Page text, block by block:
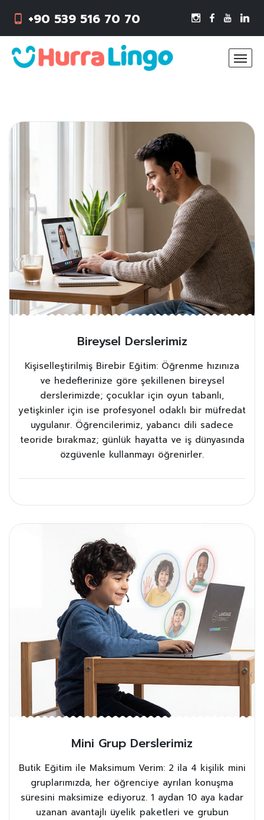
+90 539 516 70 70
Bireysel Derslerimiz
Kişiselleştirilmiş Birebir Eğitim: Öğrenme hızınıza
ve hedeflerinize göre şekillenen bireysel
derslerimizde; çocuklar için oyun tabanlı,
yetişkinler için ise profesyonel odaklı bir müfredat
uygulanır. Öğrencilerimiz, yabancı dili sadece
teoride bırakmaz; günlük hayatta ve iş dünyasında
özgüvenle kullanmayı öğrenirler.
Mini Grup Derslerimiz
Butik Eğitim ile Maksimum Verim: 2 ila 4 kişilik mini
gruplarımızda, her öğrenciye ayrılan konuşma
süresini maksimize ediyoruz. 1 aydan 10 aya kadar
uzanan avantajlı üyelik paketleri ve grubun